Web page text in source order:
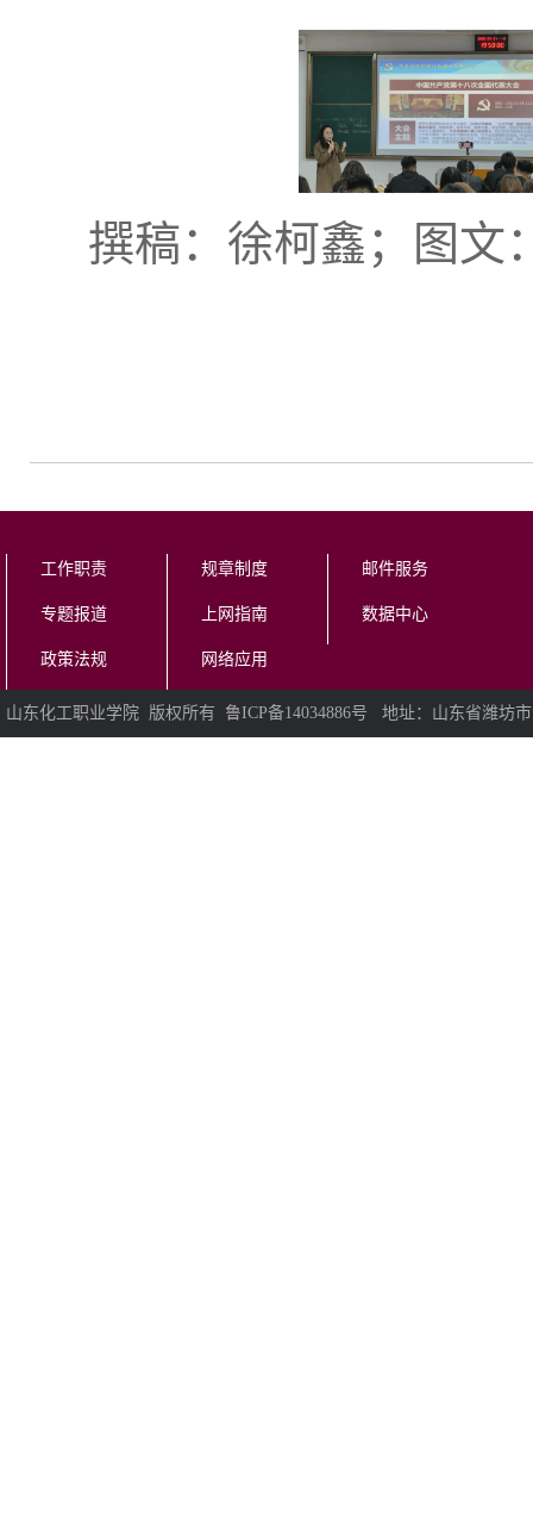
撰稿：徐柯鑫；图文
工作职责
专题报道
政策法规
规章制度
上网指南
网络应用
邮件服务
数据中心
山东化工职业学院 版权所有 鲁ICP备14034886号 地址：山东省潍坊